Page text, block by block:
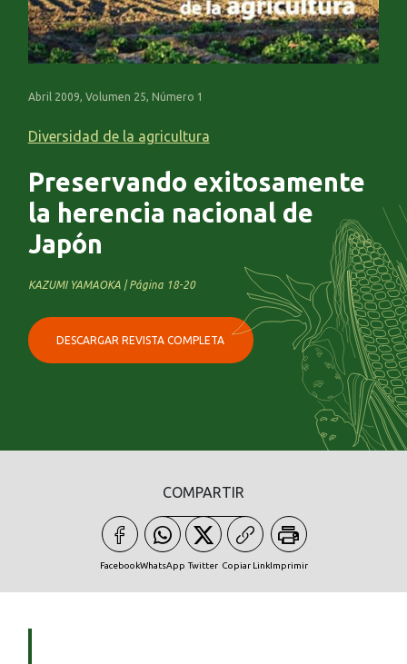
Abril 2009, Volumen 25, Número 1
Diversidad de la agricultura
Preservando exitosamente
la herencia nacional de
Japón
KAZUMI YAMAOKA | Página 18-20
DESCARGAR REVISTA COMPLETA
COMPARTIR
FacebookWhatsApp Twitter Copiar LinkImprimir